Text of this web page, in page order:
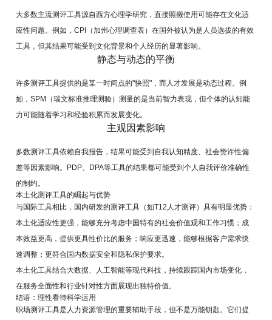
大多数主流测评工具源自西方心理学研究，直接照搬使用可能存在文化适
应性问题。例如，CPI（加州心理调查表）在国外被认为是人员选拔的有效
工具，但其结果可能受到文化背景和个人经历的显著影响。
静态与动态的平衡
许多测评工具提供的是某一时间点的"快照"，而人才发展是动态过程。例
如，SPM（瑞文标准推理测验）测量的是当前智力表现，但个体的认知能
力可能随着学习和经验积累而发展变化。
主观因素影响
多数测评工具依赖自我报告，结果可能受到自我认知精度、社会赞许性偏
差等因素影响。PDP、DPA等工具的结果都可能受到个人自我评价准确性
的制约。
本土化测评工具的崛起与优势
与国际工具相比，国内研发的测评工具（如T12人才测评）具有明显优势：
本土化适应性更强，能够充分考虑中国特有的社会价值观和工作习惯；成
本效益更高，提供更具性价比的服务；响应更迅速，能够根据客户需求快
速调整；更符合国内数据安全和隐私保护要求。
本土化工具结合大数据、人工智能等现代科技，持续跟踪国内市场变化，
在服务全面性和行业针对性方面展现出独特价值。
结语：理性看待科学运用
职场测评工具是人力资源管理的重要辅助手段，但不是万能钥匙。它们提